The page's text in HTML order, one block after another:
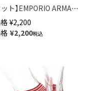
ット】EMPORIO ARMANI
ロゴ スニーカー丈 足
EA カジュアルソック
【365日最短翌日発送】
¥2,200
¥2,200税込